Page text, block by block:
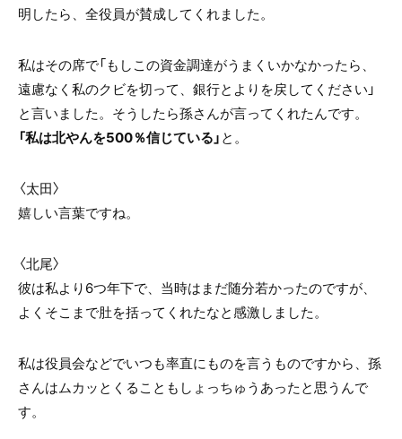
明したら、全役員が賛成してくれました。
私はその席で「もしこの資金調達がうまくいかなかったら、
遠慮なく私のクビを切って、銀行とよりを戻してください」
と言いました。そうしたら孫さんが言ってくれたんです。
「私は北やんを500％信じている」と。
〈太田〉
嬉しい言葉ですね。
〈北尾〉
彼は私より6つ年下で、当時はまだ随分若かったのですが、
よくそこまで肚を括ってくれたなと感激しました。
私は役員会などでいつも率直にものを言うものですから、孫
さんはムカッとくることもしょっちゅうあったと思うんで
す。